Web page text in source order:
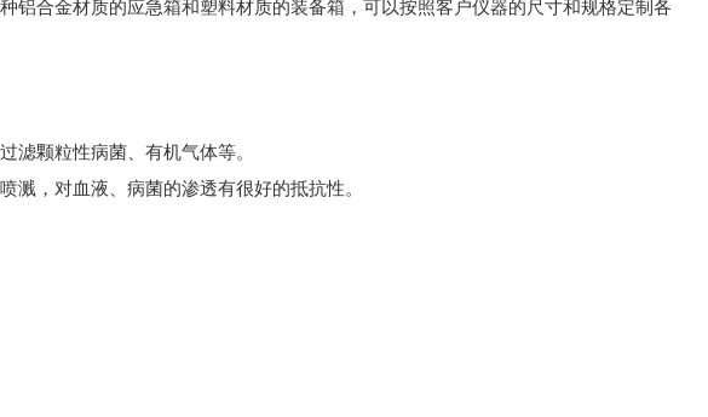
铝合金材质的应急箱和塑料材质的装备箱，可以按照客户仪器的尺寸和规格定制各
滤颗粒性病菌、有机气体等。
溅，对血液、病菌的渗透有很好的抵抗性。